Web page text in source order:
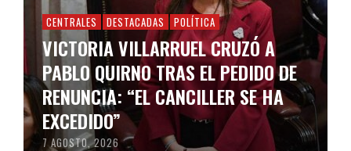
CENTRALES DESTACADAS POLÍTICA
VICTORIA VILLARRUEL CRUZÓ A
PABLO QUIRNO TRAS EL PEDIDO DE
RENUNCIA: “EL CANCILLER SE HA
EXCEDIDO”
7 AGOSTO, 2026